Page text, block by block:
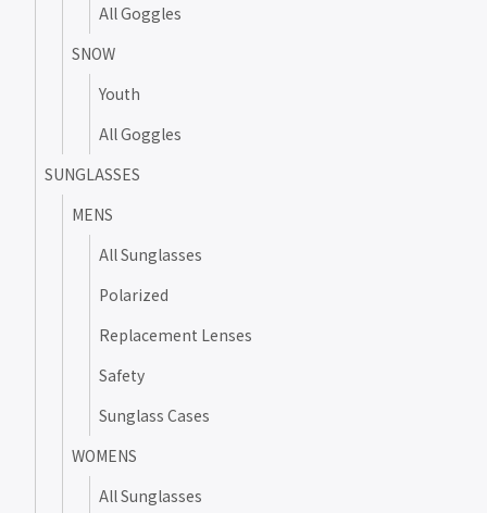
All Goggles
SNOW
Youth
All Goggles
SUNGLASSES
MENS
All Sunglasses
Polarized
Replacement Lenses
Safety
Sunglass Cases
WOMENS
All Sunglasses